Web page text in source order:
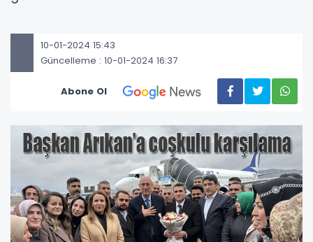
10-01-2024 15:43
Güncelleme : 10-01-2024 16:37
Abone Ol